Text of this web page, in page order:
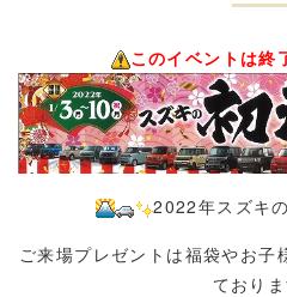
このイベントは終
2022年スズキ
ご来場プレゼントは福袋やお子
ており